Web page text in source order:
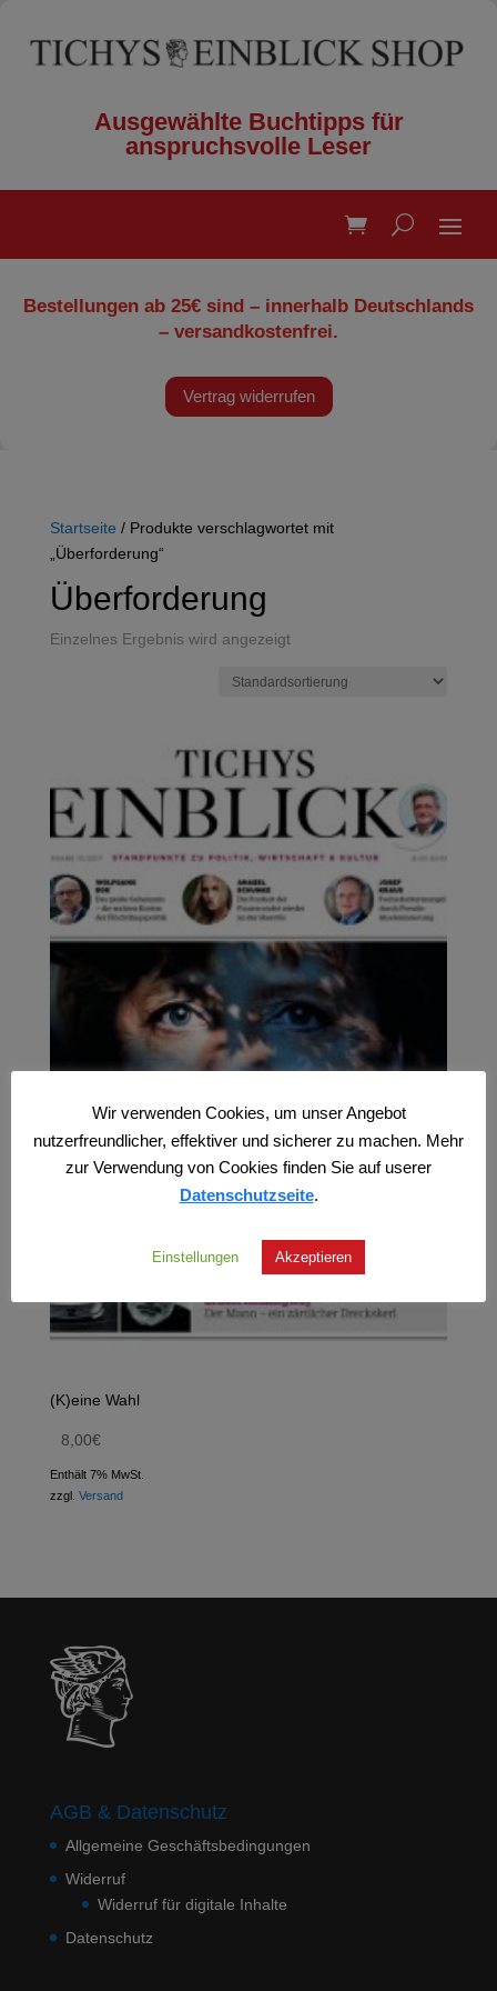
Ausgewählte Buchtipps für
anspruchsvolle Leser
Bestellungen ab 25€ sind – innerhalb Deutschlands
– versandkostenfrei.
Vertrag widerrufen
Startseite / Produkte verschlagwortet mit
„Überforderung“
Überforderung
Einzelnes Ergebnis wird angezeigt
(K)eine Wahl
8,00€
Enthält 7% MwSt.
zzgl. Versand
AGB & Datenschutz
Allgemeine Geschäftsbedingungen
Widerruf
Widerruf für digitale Inhalte
Datenschutz
Wir verwenden Cookies, um unser Angebot
nutzerfreundlicher, effektiver und sicherer zu machen. Mehr
zur Verwendung von Cookies finden Sie auf userer
Datenschutzseite.
Einstellungen Akzeptieren